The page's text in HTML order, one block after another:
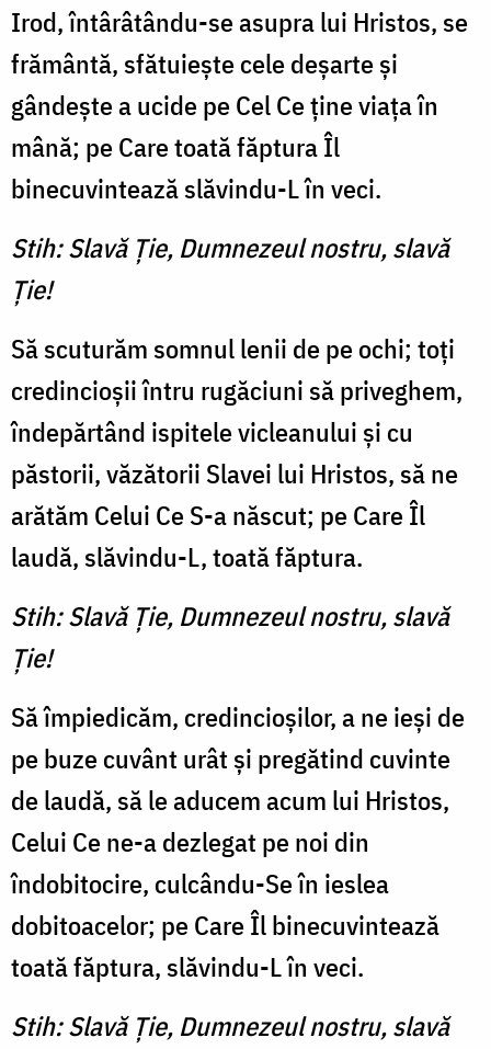
Irod, întârâtându-se asupra lui Hristos, se
frământă, sfătuieşte cele deşarte şi
gândeşte a ucide pe Cel Ce ţine viaţa în
mână; pe Care toată făptura Îl
binecuvintează slăvindu-L în veci.
Stih: Slavă Ţie, Dumnezeul nostru, slavă
Ţie!
Să scuturăm somnul lenii de pe ochi; toţi
credincioşii întru rugăciuni să priveghem,
înde­părtând ispitele vicleanului şi cu
păstorii, văzătorii Slavei lui Hristos, să ne
arătăm Celui Ce S-a născut; pe Care Îl
laudă, slăvindu-L, toată făptura.
Stih: Slavă Ţie, Dumnezeul nostru, slavă
Ţie!
Să împiedicăm, credincio­şilor, a ne ieşi de
pe buze cuvânt urât şi pregătind cuvinte
de laudă, să le aducem acum lui Hristos,
Celui Ce ne-a dezlegat pe noi din
îndobitocire, culcându-Se în ieslea
dobitoacelor; pe Care Îl binecuvintează
toată făptura, slăvindu-L în veci.
Stih: Slavă Ţie, Dumnezeul nostru, slavă